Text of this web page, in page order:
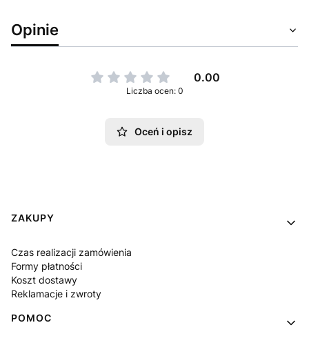
Opinie
0.00
Liczba ocen: 0
Oceń i opisz
Linki w stopce
ZAKUPY
Czas realizacji zamówienia
Formy płatności
Koszt dostawy
Reklamacje i zwroty
POMOC